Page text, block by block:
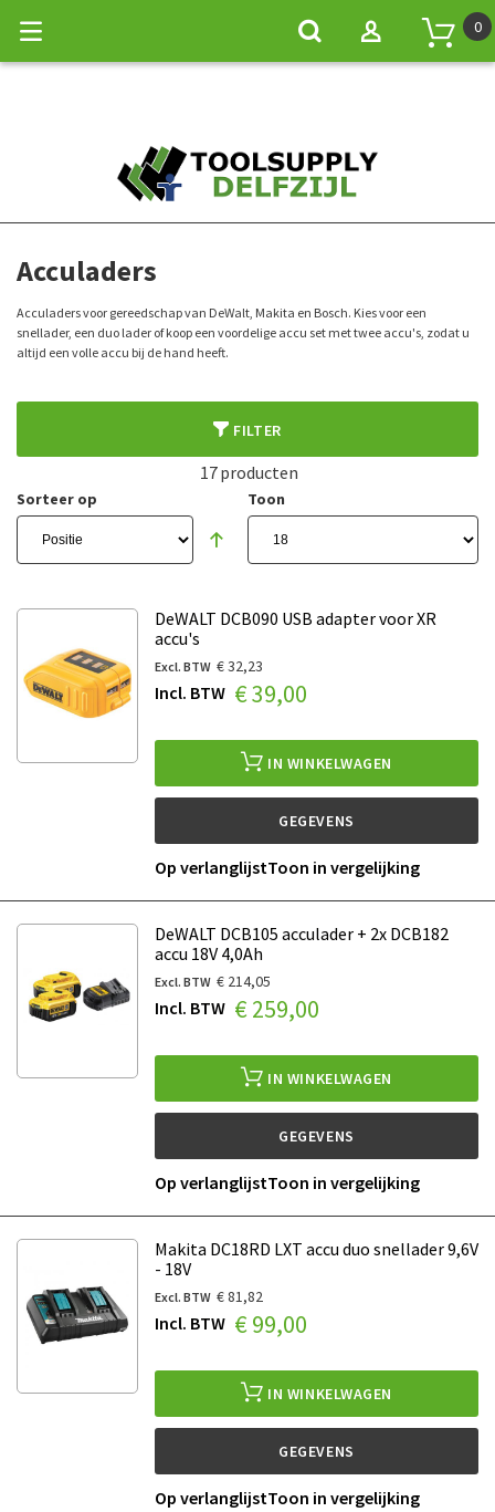
0
Acculaders
Acculaders voor gereedschap van DeWalt, Makita en Bosch. Kies voor een
snellader, een duo lader of koop een voordelige accu set met twee accu's, zodat u
altijd een volle accu bij de hand heeft.
FILTER
Sorteer op
17producten
Toon
DeWALT DCB090 USB adapter voor XR
accu's
€ 32,23
€ 39,00
IN WINKELWAGEN
GEGEVENS
Op verlanglijstToon in vergelijking
DeWALT DCB105 acculader + 2x DCB182
accu 18V 4,0Ah
€ 214,05
€ 259,00
IN WINKELWAGEN
GEGEVENS
Op verlanglijstToon in vergelijking
Makita DC18RD LXT accu duo snellader 9,6V
- 18V
€ 81,82
€ 99,00
IN WINKELWAGEN
GEGEVENS
Op verlanglijstToon in vergelijking